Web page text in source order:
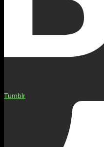
Tumblr